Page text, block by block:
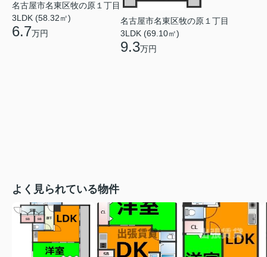
名古屋市名東区牧の原１丁目
3LDK (58.32㎡)
6.7万円
名古屋市名東区牧の原１丁目
3LDK (69.10㎡)
9.3万円
よく見られている物件